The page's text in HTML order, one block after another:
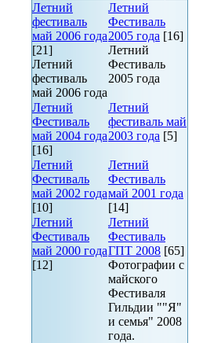
Летний
фестиваль
май 2006 года
[21]
Летний
фестиваль
май 2006 года
Летний
Фестиваль
2005 года [16]
Летний
Фестиваль
2005 года
Летний
Фестиваль
май 2004 года
[16]
Летний
фестиваль май
2003 года [5]
Летний
Фестиваль
май 2002 года
[10]
Летний
Фестиваль
май 2001 года
[14]
Летний
Фестиваль
май 2000 года
[12]
Летний
Фестиваль
ГПТ 2008 [65]
Фотографии с
майского
Фестиваля
Гильдии ""Я"
и семья" 2008
года.